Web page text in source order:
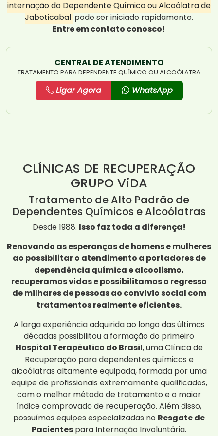
internação do Dependente Químico ou Alcoólatra de
Jaboticabal pode ser iniciado rapidamente.
Entre em contato conosco!
CENTRAL DE ATENDIMENTO
TRATAMENTO PARA DEPENDENTE QUÍMICO OU ALCOÓLATRA
Ligar Agora WhatsApp
CLÍNICAS DE RECUPERAÇÃO
GRUPO ViDA
Tratamento de Alto Padrão de
Dependentes Químicos e Alcoólatras
Desde 1988. Isso faz toda a diferença!
Renovando as esperanças de homens e mulheres
ao possibilitar o atendimento a portadores de
dependência química e alcoolismo,
recuperamos vidas e possibilitamos o regresso
de milhares de pessoas ao convívio social com
tratamentos realmente eficientes.
A larga experiência adquirida ao longo das últimas
décadas possibilitou a formação do primeiro
Hospital Terapêutico do Brasil, uma Clínica de
Recuperação para dependentes químicos e
alcoólatras altamente equipada, formada por uma
equipe de profissionais extremamente qualificados,
com o melhor método de tratamento e o maior
índice comprovado de recuperação. Além disso,
possuímos equipes especializadas no Resgate de
Pacientes para Internação Involuntária.